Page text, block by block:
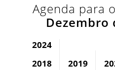
Agenda para
Dezembro
2024
2018
2019